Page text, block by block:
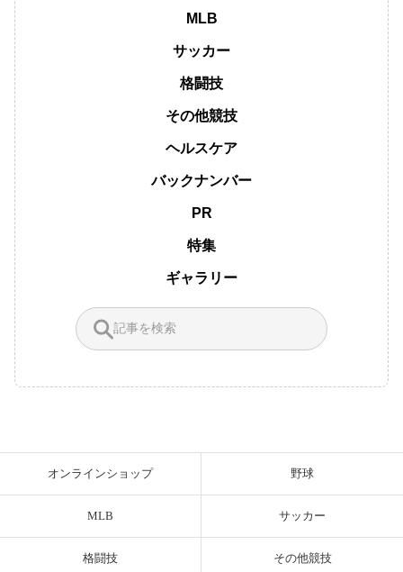
MLB
サッカー
格闘技
その他競技
ヘルスケア
バックナンバー
PR
特集
ギャラリー
オンラインショップ 野球
MLB サッカー
格闘技 その他競技